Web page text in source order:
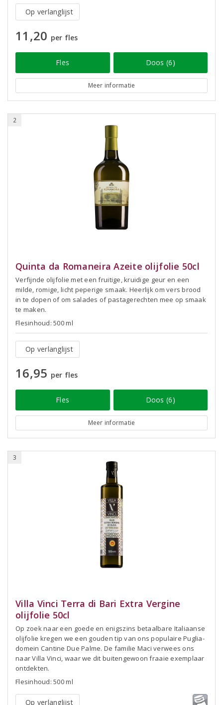
Op verlanglijst
11,20 per fles
Fles Doos (6)
Meer informatie
2
Quinta da Romaneira Azeite olijfolie 50cl
Verfijnde olijfolie met een fruitige, kruidige geur en een
milde, romige, licht peperige smaak. Heerlijk om vers brood
in te dopen of om salades of pastagerechten mee op smaak
te maken.
Flesinhoud: 500 ml
Op verlanglijst
16,95 per fles
Fles Doos (6)
Meer informatie
3
Villa Vinci Terra di Bari Extra Vergine
olijfolie 50cl
Op zoek naar een goede en enigszins betaalbare Italiaanse
olijfolie kregen we een gouden tip van ons populaire Puglia-
domein Cantine Due Palme. De familie Maci verwees ons
naar Villa Vinci, waar we dit buitengewoon fraaie exemplaar
ontdekten.
Flesinhoud: 500 ml
Op verlanglijst